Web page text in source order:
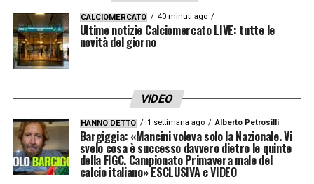
approvato da tutti, legali compresi; nei
prossimi giorni le firme, dopo i tanti incontri
conVagnati e ovviamente anche con
LA PLAYLIST DELLE NOSTRE TOP NEWS
CALCIOMERCATO 40 minuti ago
Ultime notizie Calciomercato LIVE: tutte le
novità del giorno
VIDEO
HANNO DETTO 1 settimana ago Alberto Petrosilli
Bargiggia: «Mancini voleva solo la Nazionale. Vi
svelo cosa è successo davvero dietro le quinte
della FIGC. Campionato Primavera male del
calcio italiano» ESCLUSIVA e VIDEO